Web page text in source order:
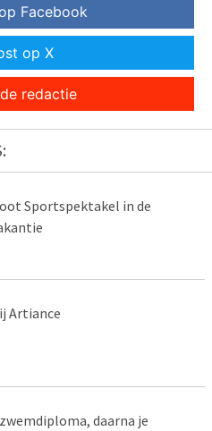
Facebook
op X
redactie
Sportspektakel in de
Artiance
daarna je